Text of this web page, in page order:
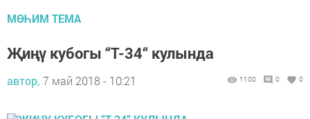
МӨҺИМ ТЕМА
Җиңү кубогы “Т-34“ кулында
автор, 7 май 2018 - 10:21 1100 0 0